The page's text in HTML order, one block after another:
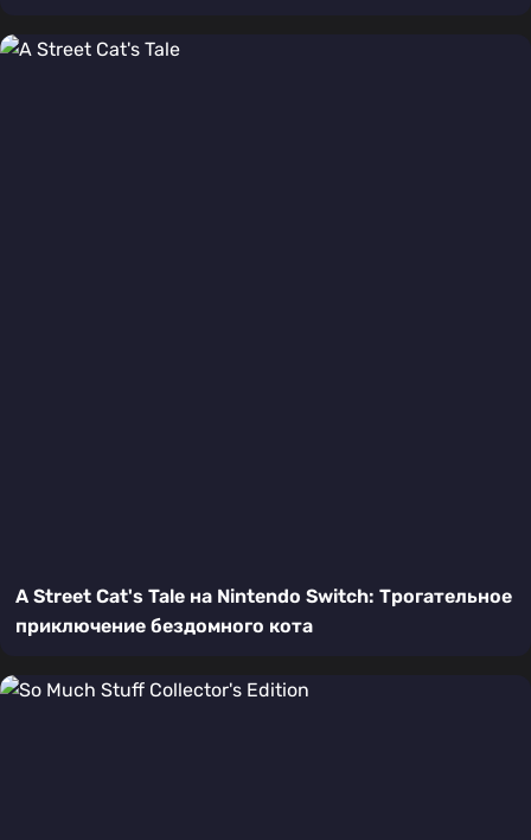
A Street Cat's Tale на Nintendo Switch: Трогательное
приключение бездомного кота